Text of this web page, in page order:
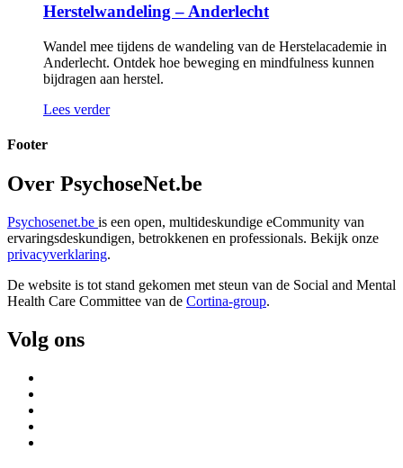
Herstelwandeling – Anderlecht
Wandel mee tijdens de wandeling van de Herstelacademie in
Anderlecht. Ontdek hoe beweging en mindfulness kunnen
bijdragen aan herstel.
Lees verder
Footer
Over PsychoseNet.be
Psychosenet.be is een open, multideskundige eCommunity van
ervaringsdeskundigen, betrokkenen en professionals. Bekijk onze
privacyverklaring.
De website is tot stand gekomen met steun van de Social and Mental
Health Care Committee van de Cortina-group.
Volg ons